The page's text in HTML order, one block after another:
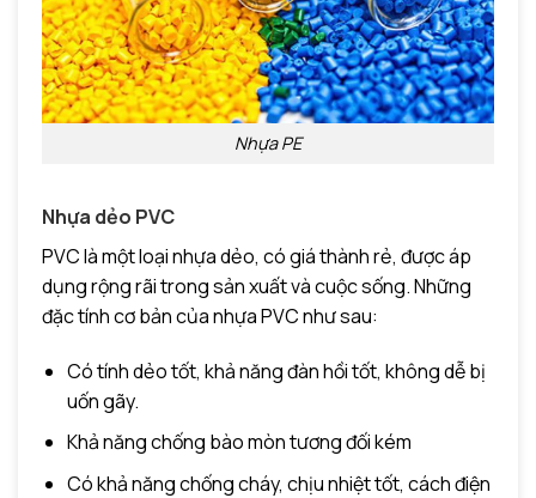
Nhựa PE
Nhựa dẻo PVC
PVC là một loại nhựa dẻo, có giá thành rẻ, được áp
dụng rộng rãi trong sản xuất và cuộc sống. Những
đặc tính cơ bản của nhựa PVC như sau:
Có tính dẻo tốt, khả năng đàn hồi tốt, không dễ bị
uốn gãy.
Khả năng chống bào mòn tương đối kém
Có khả năng chống cháy, chịu nhiệt tốt, cách điện